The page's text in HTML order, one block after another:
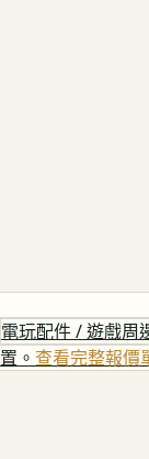
電玩配件 / 遊戲周
置。 查看完整報價